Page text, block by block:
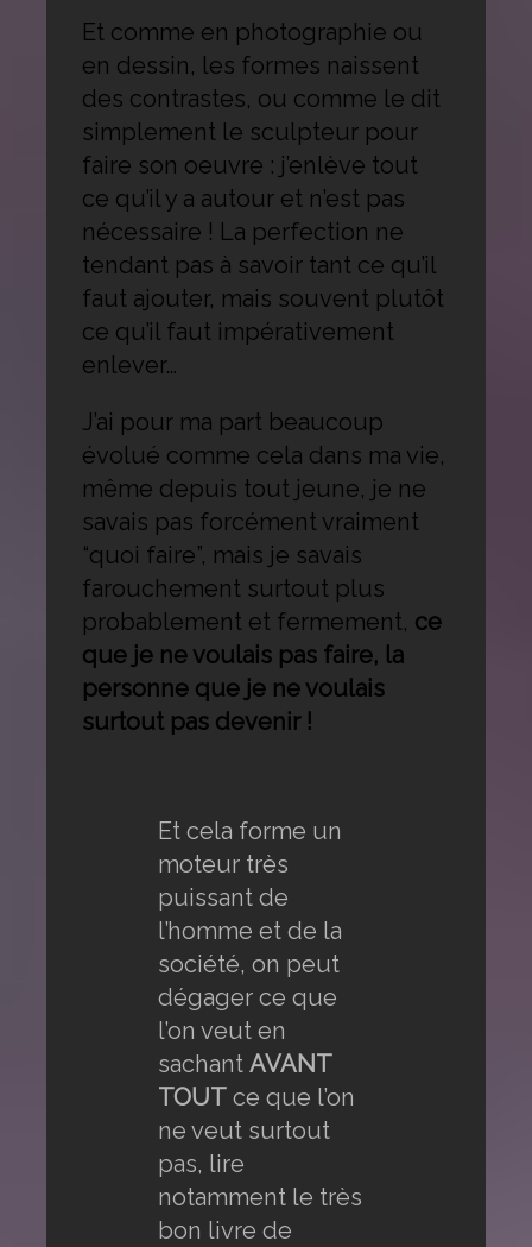
Et comme en photographie ou
en dessin, les formes naissent
des contrastes, ou comme le dit
simplement le sculpteur pour
faire son oeuvre : j’enlève tout
ce qu’il y a autour et n’est pas
nécessaire ! La perfection ne
tendant pas à savoir tant ce qu’il
faut ajouter, mais souvent plutôt
ce qu’il faut impérativement
enlever…
J’ai pour ma part beaucoup
évolué comme cela dans ma vie,
même depuis tout jeune, je ne
savais pas forcément vraiment
“quoi faire”, mais je savais
farouchement surtout plus
probablement et fermement, ce
que je ne voulais pas faire, la
personne que je ne voulais
surtout pas devenir !
Et cela forme un
moteur très
puissant de
l’homme et de la
société, on peut
dégager ce que
l’on veut en
sachant AVANT
TOUTce que l’on
ne veut surtout
pas, lire
notamment le très
bon livre de